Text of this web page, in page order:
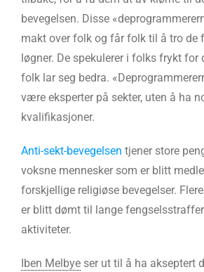
bevegelsen. Disse
makt over folk og får folk til å tro de
løgner. De spekulerer i folks frykt for
folk lar seg bedra.
være eksperter på sekter, uten å ha
kvalifikasjoner.
Anti-sekt-bevegelsen tjener store
voksne mennesker som er blitt
forskjellige religiøse bevegelser.
er blitt dømt til lange
aktiviteter.
Iben Melbye ser ut til å ha akseptert